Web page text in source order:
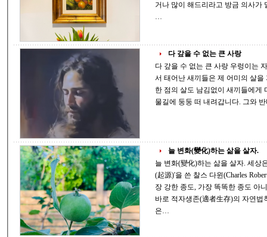
거나 많이 해드리라고 방금 의사가 말씀하고 가셨어요" "그럼 간병은 누가하지?"
…
다 갚을 수 없는 큰 사랑
다 갚을 수 없는 큰 사랑 우렁이는 자기 몸 안에 40~100개의 알을 낳는데, 그 알에
서 태어난 새끼들은 제 어미의 살을 파먹으며 성장한다고 합니다. 어미 우렁이가
한 점의 살도 남김없이 새끼들에게 다 내어주면 어미의 남은 빈 껍데기는 흐르는
늘 변화(變化)하는 삶을 살자.
늘 변화(變化)하는 삶을 살자. 세상은 하루가 다르게 변해가고 있다. '종(種)의 기원
(起源)'을 쓴 찰스 다윈(Charles Robert
장 강한 종도, 가장 똑똑한 종도 아
바로 적자생존(適者生存)의 자연법칙(自然法則)이다
은…